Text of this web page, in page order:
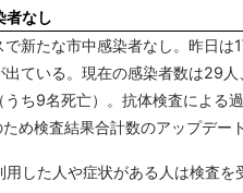
者なし
新たな市中感染者なし。昨日
ている。現在の感染者数は29
ち9名死亡）。抗体検査による
め検査結果合計数のアップデー
した人や症状がある人は検査を